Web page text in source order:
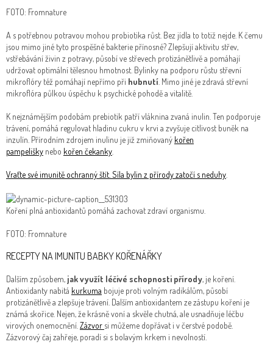
Napište
Moje
objednávka
O značce
FromNature
Přihlášení
FOTO: Fromnature
A s potřebnou potravou mohou probiotika růst. Bez jídla to totiž nejde. K čemu
jsou mimo jiné tyto prospěšné bakterie přínosné? Zlepšují aktivitu střev,
vstřebávání živin z potravy, působí ve střevech protizánětlivě a pomáhají
udržovat optimální tělesnou hmotnost. Bylinky na podporu růstu střevní
mikroflóry též pomáhají nepřímo při hubnutí . Mimo jiné je zdravá střevní
mikroflóra půlkou úspěchu k psychické pohodě a vitalitě.
K nejznámějším podobám prebiotik patří vláknina zvaná inulin. Ten podporuje
trávení, pomáhá regulovat hladinu cukru v krvi a zvyšuje citlivost buněk na
inzulín. Přírodním zdrojem inulinu je již zmiňovaný kořen
pampelišky nebo kořen čekanky
Vraťte své imunitě ochranný štít. Síla bylin z přírody zatočí s neduhy
Koření plná antioxidantů pomáhá zachovat zdraví organismu.
FOTO: Fromnature
RECEPTY NA IMUNITU BABKY KOŘENÁŘKY
Dalším způsobem, jak využít léčivé schopnosti přírody, je koření.
Antioxidanty nabitá kurkuma bojuje proti volným radikálům, působí
protizánětlivě a zlepšuje trávení. Dalším antioxidantem ze zástupu koření je
známá skořice. Nejen, že krásně voní a skvěle chutná, ale usnadňuje léčbu
virových onemocnění. Zázvor si můžeme dopřávat i v čerstvé podobě.
Zázvorový čaj zahřeje, poradí si s bolavým krkem i nevolností.